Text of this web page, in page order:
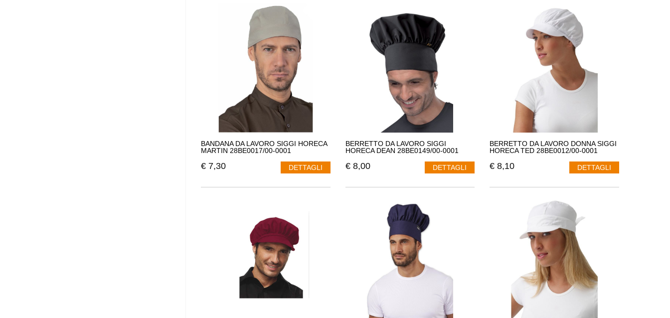
BANDANA DA LAVORO SIGGI HORECA
MARTIN 28BE0017/00-0001
€ 7,30 DETTAGLI
BERRETTO DA LAVORO SIGGI
HORECA DEAN 28BE0149/00-0001
€ 8,00 DETTAGLI
BERRETTO DA LAVORO DONNA SIGGI
HORECA TED 28BE0012/00-0001
€ 8,10 DETTAGLI